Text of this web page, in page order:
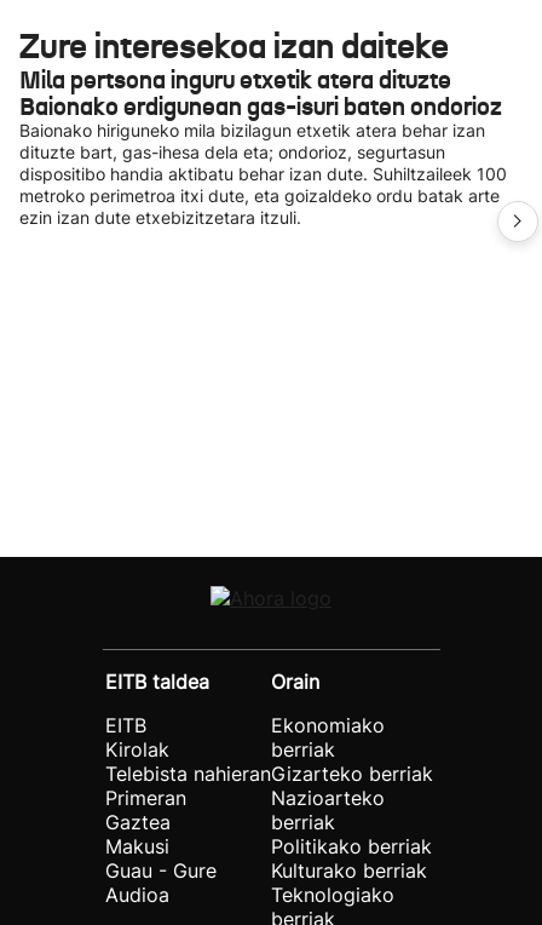
Zure interesekoa izan daiteke
Mila pertsona inguru etxetik atera dituzte
Baionako erdigunean gas-isuri baten ondorioz
Baionako hiriguneko mila bizilagun etxetik atera behar izan
dituzte bart, gas-ihesa dela eta; ondorioz, segurtasun
dispositibo handia aktibatu behar izan dute. Suhiltzaileek 100
metroko perimetroa itxi dute, eta goizaldeko ordu batak arte
ezin izan dute etxebizitzetara itzuli.
EITB taldea
EITB
Kirolak
Telebista nahieran
Primeran
Gaztea
Makusi
Guau - Gure
Audioa
Orain
Ekonomiako
berriak
Gizarteko berriak
Nazioarteko
berriak
Politikako berriak
Kulturako berriak
Teknologiako
berriak